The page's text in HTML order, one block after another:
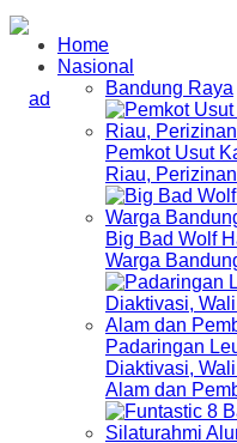
Home
Nasional
Bandung Raya
Pemkot Usut
Riau,
Big Bad Wolf
Warga
Padaringan
Diaktivasi,
Alam dan